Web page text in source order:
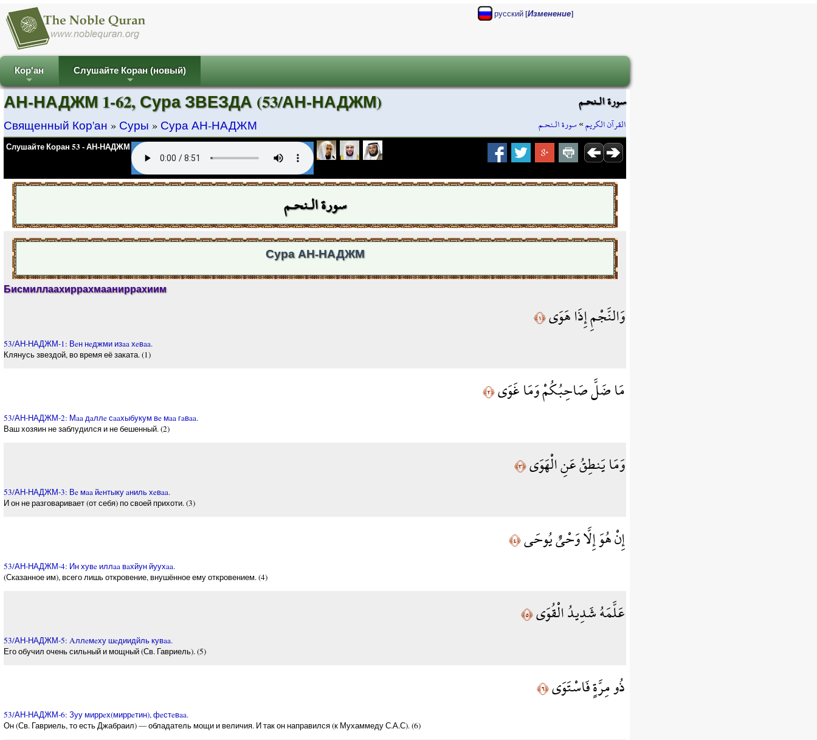
русский[Изменение]
+
Кор'ан
+
Слушайте Коран (новый)
سورة الـنحـم
القرآن الكريم»سورة الـنحـم
АН-НАДЖМ 1-62, Сура ЗВЕЗДА (53/АН-НАДЖМ)
Священный Кор'ан » Суры » Сура АН-НАДЖМ
Слушайте Коран 53 - АН-НАДЖМ
سورة الـنحـم
Сура АН-НАДЖМ
Бисмиллаахиррахмааниррахиим
وَالنَّجْمِ إِذَا هَوَى﴿١﴾
53/АН-НАДЖМ-1: Вeн нeджми изaa хeвaa.
Клянусь звездой, во время её заката. (1)
مَا ضَلَّ صَاحِبُكُمْ وَمَا غَوَى﴿٢﴾
53/АН-НАДЖМ-2: Мaa дaллe сaaхыбукум вe мaa гaвaa.
Ваш хозяин не заблудился и не бешенный. (2)
وَمَا يَنطِقُ عَنِ الْهَوَى﴿٣﴾
53/АН-НАДЖМ-3: Вe мaa йeнтыку aниль хeвaa.
И он не разговаривает (от себя) по своей прихоти. (3)
إِنْ هُوَ إِلَّا وَحْيٌ يُوحَى﴿٤﴾
53/АН-НАДЖМ-4: Ин хувe иллaa вaхйун йуухaa.
(Сказанное им), всего лишь откровение, внушённое ему откровением. (4)
عَلَّمَهُ شَدِيدُ الْقُوَى﴿٥﴾
53/АН-НАДЖМ-5: Aллeмeху шeдиидйль кувaa.
Его обучил очень сильный и мощный (Св. Гавриель). (5)
ذُو مِرَّةٍ فَاسْتَوَى﴿٦﴾
53/АН-НАДЖМ-6: Зуу миррeх(миррeтин), фeстeвaa.
Он (Св. Гавриель, то есть Джабраил) — обладатель мощи и величия. И так он направился (к Мухаммеду С.А.С). (6)